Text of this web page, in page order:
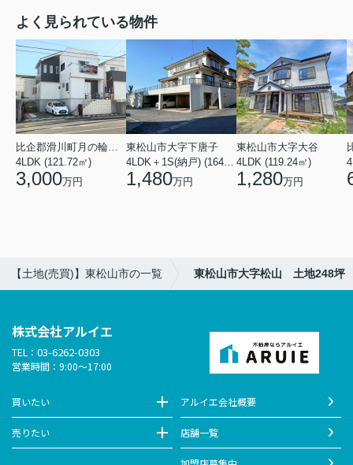
よく見られている物件
4LDK (121.72㎡)
3,000万円
東松山市大字下唐子
1,480万円
東松山市大字大谷
4LDK (119.24㎡)
1,280万円
【土地(売買)】東松山市の一覧 東松山市大字松山 土地248坪
株式会社アルイエ
TEL： 03-6262-0303
営業時間：9:00～17:00
買いたい
売りたい
アルイエ会社概要
店舗一覧